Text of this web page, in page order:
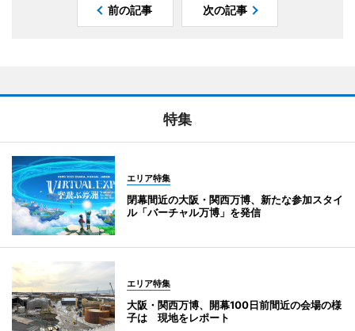
前の記事 次の記事
特集
エリア特集
閉幕間近の大阪・関西万博、新たな参加スタイ
ル「バーチャル万博」を発信
エリア特集
大阪・関西万博、開幕100日前間近の会場の様
子は 現地をレポート